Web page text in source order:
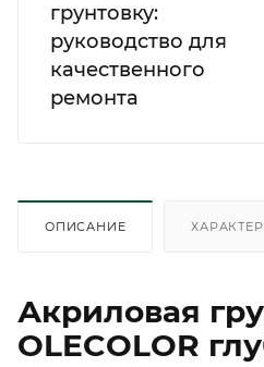
грунтовку:
руководство для
качественного
ремонта
ОПИСАНИЕ
Акриловая
OLECOLOR